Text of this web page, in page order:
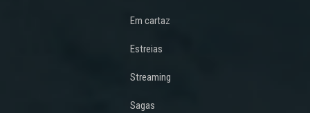
Em cartaz
Estreias
Streaming
Sagas